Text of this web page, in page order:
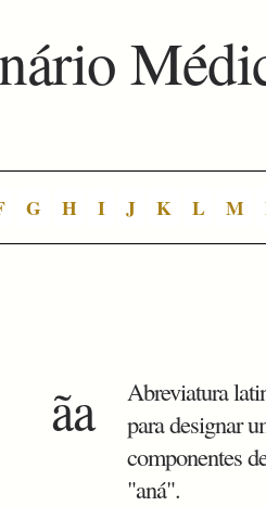
G H I J K L M
ãa
Abreviatura
para designar
componentes
"aná".